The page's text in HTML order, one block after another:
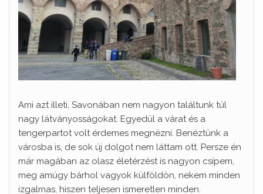
Ami azt illeti, Savonában nem nagyon találtunk túl
nagy látványosságokat. Egyedül a várat és a
tengerpartot volt érdemes megnézni. Benéztünk a
városba is, de sok új dolgot nem láttam ott. Persze én
már magában az olasz életérzést is nagyon csípem,
meg amúgy bárhol vagyok külföldön, nekem minden
izgalmas, hiszen teljesen ismeretlen minden.